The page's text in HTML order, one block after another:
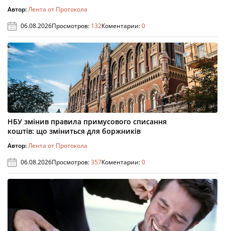
Автор:Лента от Протокола
06.08.2026Просмотров: 132Коментарии:0
НБУ змінив правила примусового списання
коштів: що зміниться для боржників
Автор:Лента от Протокола
06.08.2026Просмотров:357Коментарии:0